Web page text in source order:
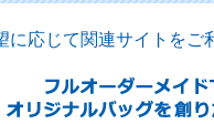
に応じて関連サイトをご